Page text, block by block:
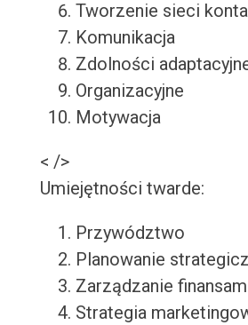
Tworzenie sieci
Komunikacja
Zdolności
Organizacyjne
Motywacja
< />
Umiejętności twarde:
Przywództwo
Planowanie
Zarządzanie
Strategia